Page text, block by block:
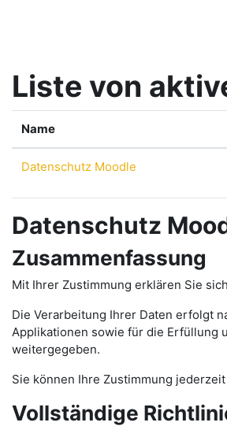
Liste von
Name
Datenschutz Moodle
Datenschutz
Zusammenfassung
Mit Ihrer Zustimmung erklären Sie
Die Verarbeitung Ihrer Daten erfolgt
Applikationen sowie für die Erfüllung
weitergegeben.
Sie können Ihre Zustimmung
Vollständige